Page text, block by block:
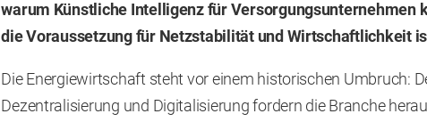
warum Künstliche Intelligenz für Versorgungsunternehmen
die Voraussetzung für Netzstabilität und Wirtschaftlichkeit
Die Energiewirtschaft steht vor einem historischen Umbruch:
Dezentralisierung und Digitalisierung fordern die Branche